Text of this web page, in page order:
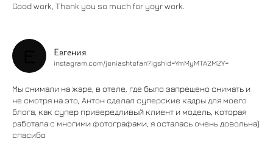
Good work, Thank you so much for yoyr work.
Евгения
instagram.com/jeniashtefan?igshid=YmMyMTA2M2Y=
Мы снимали на жаре, в отеле, где было запрещено снимать и
не смотря на это, Антон сделал суперские кадры для моего
блога, как супер привередливый клиент и модель, которая
работала с многими фотографами, я осталась очень довольна)
спасибо